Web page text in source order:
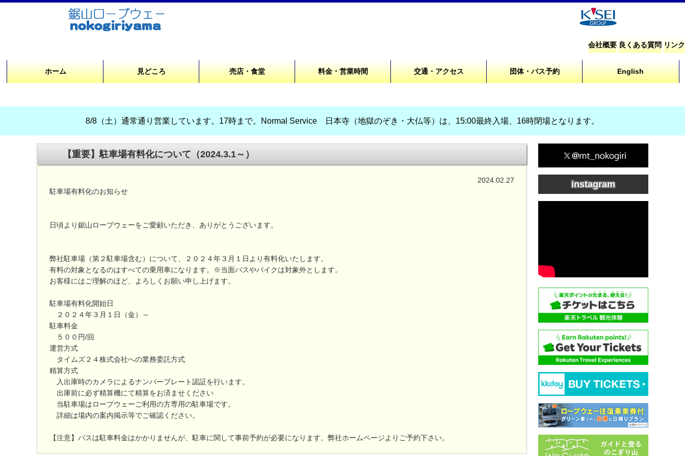
会社概要 良くある質問 リンク
ホーム 見どころ 売店・食堂 料金・営業時間 交通・アクセス 団体・バス予約 English
8/8（土）通常通り営業しています。17時まで。Normal Service 日本寺（地獄のぞき・大仏等）は、15:00最終入場、16時閉場となります。
【重要】駐車場有料化について（2024.3.1～）
2024.02.27
駐車場有料化のお知らせ
日頃より鋸山ロープウェーをご愛顧いただき、ありがとうございます。
弊社駐車場（第２駐車場含む）について、２０２４年３月１日より有料化いたします。
有料の対象となるのはすべての乗用車になります。※当面バスやバイクは対象外とします。
お客様にはご理解のほど、よろしくお願い申し上げます。
駐車場有料化開始日
２０２４年３月１日（金）～
駐車料金
５００円/回
運営方式
タイムズ２４株式会社への業務委託方式
精算方式
入出庫時のカメラによるナンバープレート認証を行います。
出庫前に必ず精算機にて精算をお済ませください
当駐車場はロープウェーご利用の方専用の駐車場です。
詳細は場内の案内掲示等でご確認ください。
【注意】バスは駐車料金はかかりませんが、駐車に関して事前予約が必要になります。弊社ホームページよりご予約下さい。
instagram